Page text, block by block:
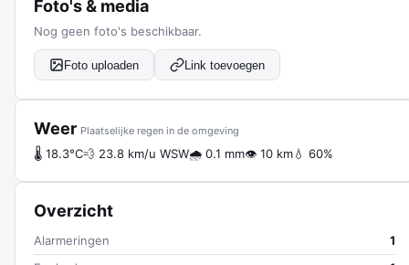
Foto's & media
Nog geen foto's beschikbaar.
Foto uploaden Link toevoegen
Weer Plaatselijke regen in de omgeving
🌡 18.3°C💨 23.8 km/u WSW🌧 0.1 mm👁 10 km💧 60%
Overzicht
Alarmeringen
1